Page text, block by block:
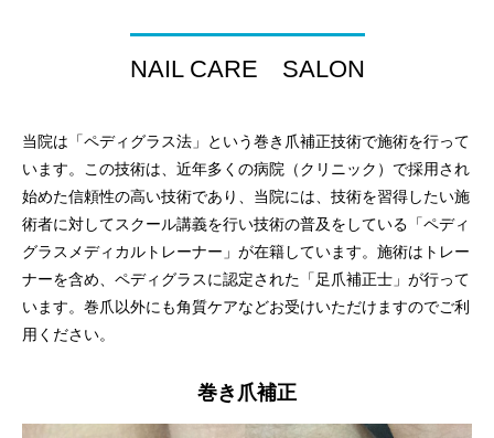
NAIL CARE SALON
当院は「ペディグラス法」という巻き爪補正技術で施術を行って
います。この技術は、近年多くの病院（クリニック）で採用され
始めた信頼性の高い技術であり、当院には、技術を習得したい施
術者に対してスクール講義を行い技術の普及をしている「ペディ
グラスメディカルトレーナー」が在籍しています。施術はトレー
ナーを含め、ペディグラスに認定された「足爪補正士」が行って
います。巻爪以外にも角質ケアなどお受けいただけますのでご利
用ください。
巻き爪補正